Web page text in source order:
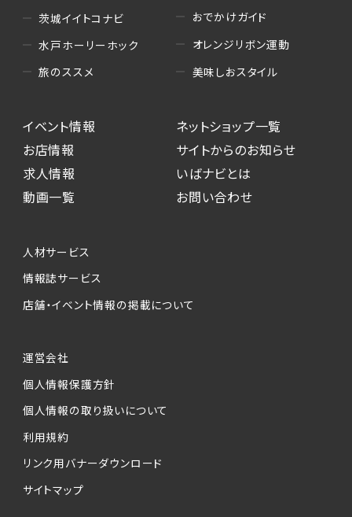
茨城イイトコナビ
水戸ホーリーホック
旅のススメ
おでかけガイド
オレンジリボン運動
美味しおスタイル
イベント情報
お店情報
求人情報
動画一覧
ネットショップ一覧
サイトからのお知らせ
いばナビとは
お問い合わせ
人材サービス
情報誌サービス
店舗・イベント情報の掲載について
運営会社
個人情報保護方針
個人情報の取り扱いについて
利用規約
リンク用バナーダウンロード
サイトマップ